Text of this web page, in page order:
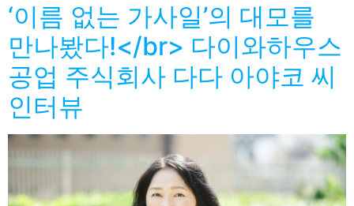
‘이름 없는 가사일’의 대모를
만나봤다!</br> 다이와하우스
공업 주식회사 다다 아야코 씨
인터뷰